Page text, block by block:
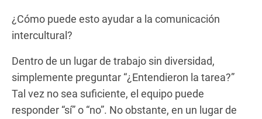
¿Cómo puede esto ayudar a la comunicación
intercultural?
Dentro de un lugar de trabajo sin diversidad,
simplemente preguntar “¿Entendieron la tarea?”
Tal vez no sea suficiente, el equipo puede
responder “sí” o “no”. No obstante, en un lugar de